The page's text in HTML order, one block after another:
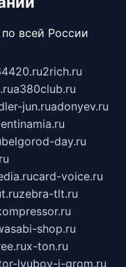
всей России
2rich.ru
a380club.ru
jun.ruadonyev.ru
belgorod-day.ru
card-voice.ru
zebra-tlt.ru
shop.ru
x-ton.ru
lyubov-i-grom.ru